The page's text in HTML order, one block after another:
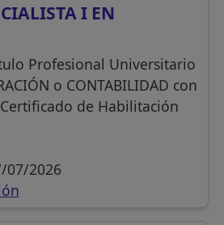
I EN
Profesional Universitario
o CONTABILIDAD con
de Habilitación
07/2026